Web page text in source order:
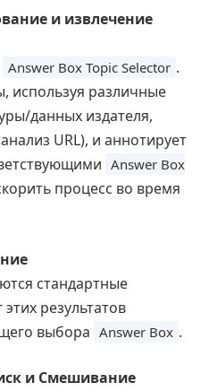
и извлечение
Answer Box Topic Selector .
используя различные
данных издателя,
URL), и аннотирует
Answer Box
процесс во время
стандартные
результатов
выбора Answer Box .
и Смешивание